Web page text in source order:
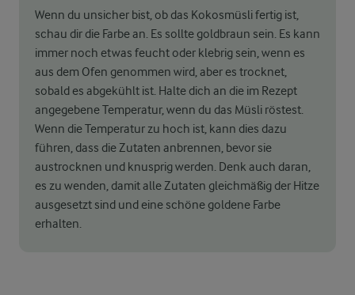
Wenn du unsicher bist, ob das Kokosmüsli fertig ist,
schau dir die Farbe an. Es sollte goldbraun sein. Es kann
immer noch etwas feucht oder klebrig sein, wenn es
aus dem Ofen genommen wird, aber es trocknet,
sobald es abgekühlt ist. Halte dich an die im Rezept
angegebene Temperatur, wenn du das Müsli röstest.
Wenn die Temperatur zu hoch ist, kann dies dazu
führen, dass die Zutaten anbrennen, bevor sie
austrocknen und knusprig werden. Denk auch daran,
es zu wenden, damit alle Zutaten gleichmäßig der Hitze
ausgesetzt sind und eine schöne goldene Farbe
erhalten.